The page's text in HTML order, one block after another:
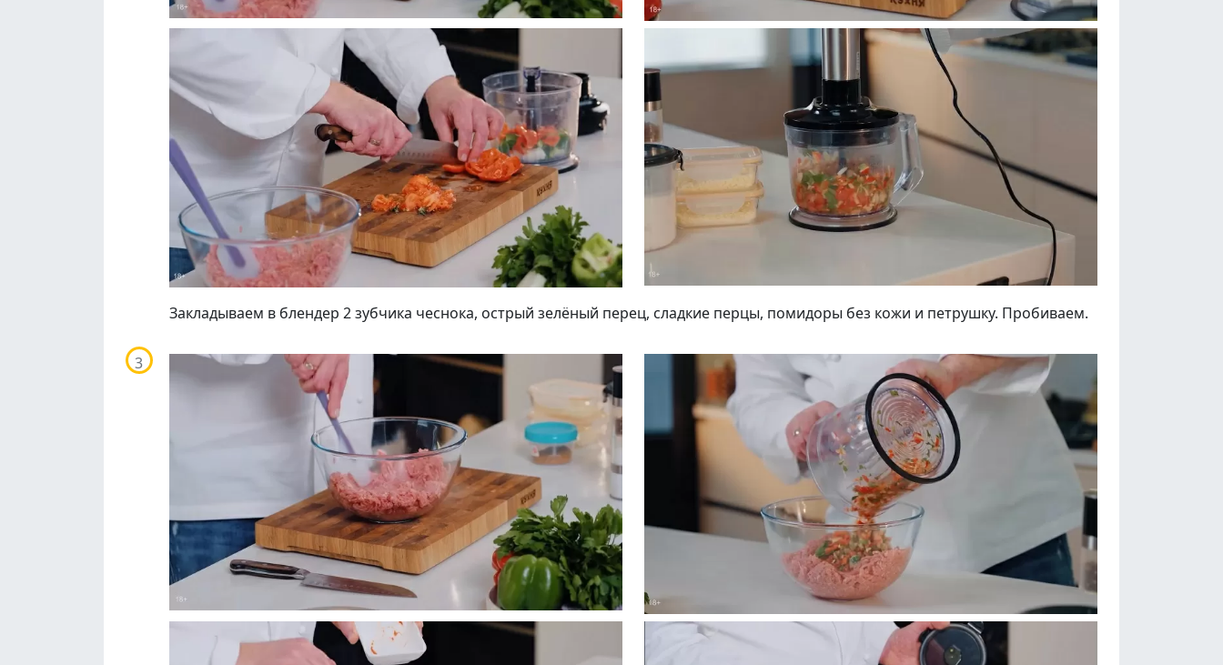
Закладываем в блендер 2 зубчика чеснока, острый зелёный перец, сладкие перцы, помидоры без кожи и петрушку. Пробиваем.
Подписывайтесь на телеграм-канал.
Мы выкладываем авторские обзоры
каждую неделю.
Подписаться
Нас уже